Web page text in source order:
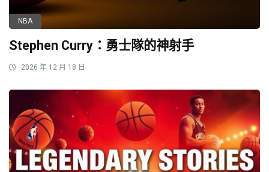
NBA
Stephen Curry：勇士隊的神射手
2026 年 12 月 18 日